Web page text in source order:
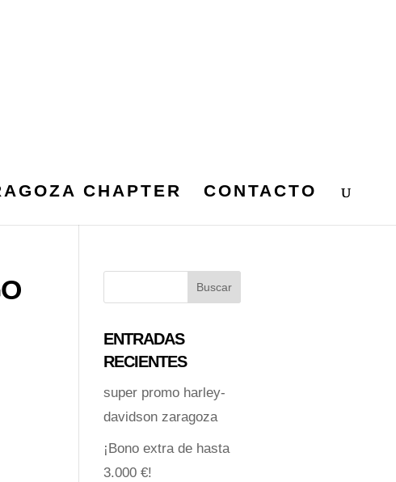
CHAPTER CONTACTO
ENTRADAS
RECIENTES
super promo harley-
davidson zaragoza
¡Bono extra de hasta
3.000 €!